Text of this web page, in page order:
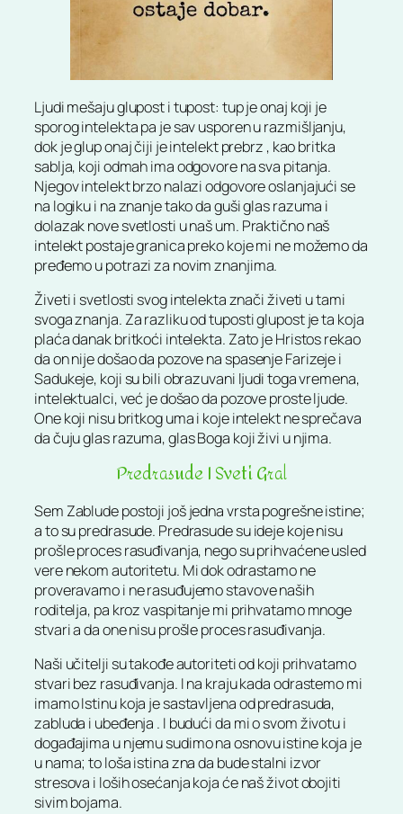
Ljudi mešaju glupost i tupost: tup je onaj koji je
sporog intelekta pa je sav usporen u razmišljanju,
dok je glup onaj čiji je intelekt prebrz , kao britka
sablja, koji odmah ima odgovore na sva pitanja.
Njegov intelekt brzo nalazi odgovore oslanjajući se
na logiku i na znanje tako da guši glas razuma i
dolazak nove svetlosti u naš um. Praktično naš
intelekt postaje granica preko koje mi ne možemo da
pređemo u potrazi za novim znanjima.
Živeti i svetlosti svog intelekta znači živeti u tami
svoga znanja. Za razliku od tuposti glupost je ta koja
plaća danak britkoći intelekta. Zato je Hristos rekao
da on nije došao da pozove na spasenje Farizeje i
Sadukeje, koji su bili obrazuvani ljudi toga vremena,
intelektualci, već je došao da pozove proste ljude.
One koji nisu britkog uma i koje intelekt ne sprečava
da čuju glas razuma, glas Boga koji živi u njima.
Predrasude I Sveti Gral
Sem Zablude postoji još jedna vrsta pogrešne istine;
a to su predrasude. Predrasude su ideje koje nisu
prošle proces rasuđivanja, nego su prihvaćene usled
vere nekom autoritetu. Mi dok odrastamo ne
proveravamo i ne rasuđujemo stavove naših
roditelja, pa kroz vaspitanje mi prihvatamo mnoge
stvari a da one nisu prošle proces rasuđivanja.
Naši učitelji su takođe autoriteti od koji prihvatamo
stvari bez rasuđivanja. I na kraju kada odrastemo mi
imamo Istinu koja je sastavljena od predrasuda,
zabluda i ubeđenja . I budući da mi o svom životu i
događajima u njemu sudimo na osnovu istine koja je
u nama; to loša istina zna da bude stalni izvor
stresova i loših osećanja koja će naš život obojiti
sivim bojama.